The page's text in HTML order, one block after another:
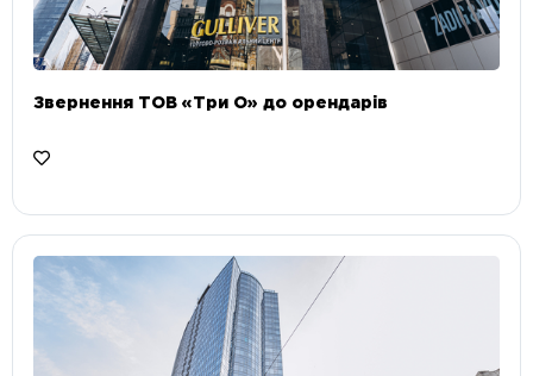
Звернення ТОВ «Три О» до орендарів